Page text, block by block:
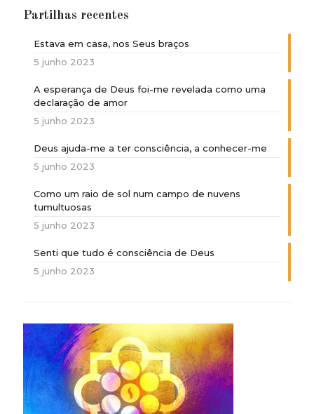
Partilhas recentes
Estava em casa, nos Seus braços
5 junho 2023
A esperança de Deus foi-me revelada como uma
declaração de amor
5 junho 2023
Deus ajuda-me a ter consciência, a conhecer-me
5 junho 2023
Como um raio de sol num campo de nuvens
tumultuosas
5 junho 2023
Senti que tudo é consciência de Deus
5 junho 2023